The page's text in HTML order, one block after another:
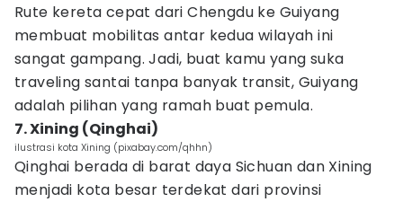
Rute kereta cepat dari Chengdu ke Guiyang
membuat mobilitas antar kedua wilayah ini
sangat gampang. Jadi, buat kamu yang suka
traveling santai tanpa banyak transit, Guiyang
adalah pilihan yang ramah buat pemula.
7. Xining (Qinghai)
ilustrasi kota Xining (pixabay.com/qhhn)
Qinghai berada di barat daya Sichuan dan Xining
menjadi kota besar terdekat dari provinsi